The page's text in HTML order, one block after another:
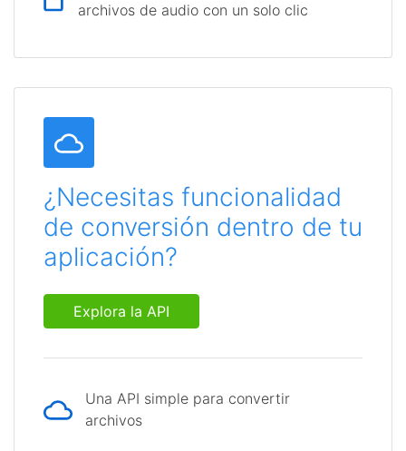
archivos de audio con un solo clic
¿Necesitas funcionalidad
de conversión dentro de tu
aplicación?
Explora la API
Una API simple para convertir
archivos